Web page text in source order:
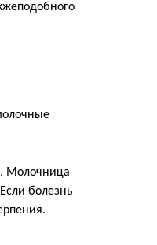
Молочница
болезнь